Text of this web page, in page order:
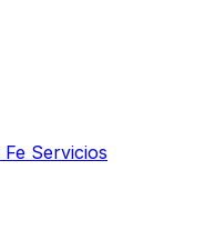
Servicios